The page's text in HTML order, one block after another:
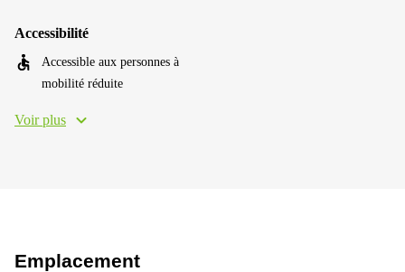
Accessibilité
Accessible aux personnes à
mobilité réduite
Voir plus
Emplacement